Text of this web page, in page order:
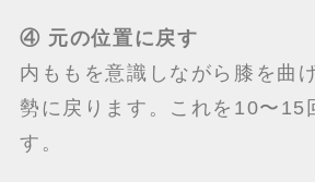
④ 元の位置に戻す
内ももを意識しながら膝を曲
勢に戻ります。これを10〜15
す。